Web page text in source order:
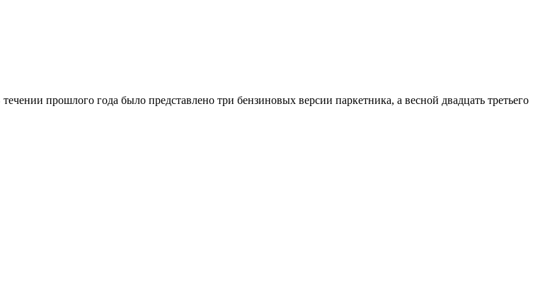
прошлого года было представлено три бензиновых версии паркетника, а весной двадцать третьего